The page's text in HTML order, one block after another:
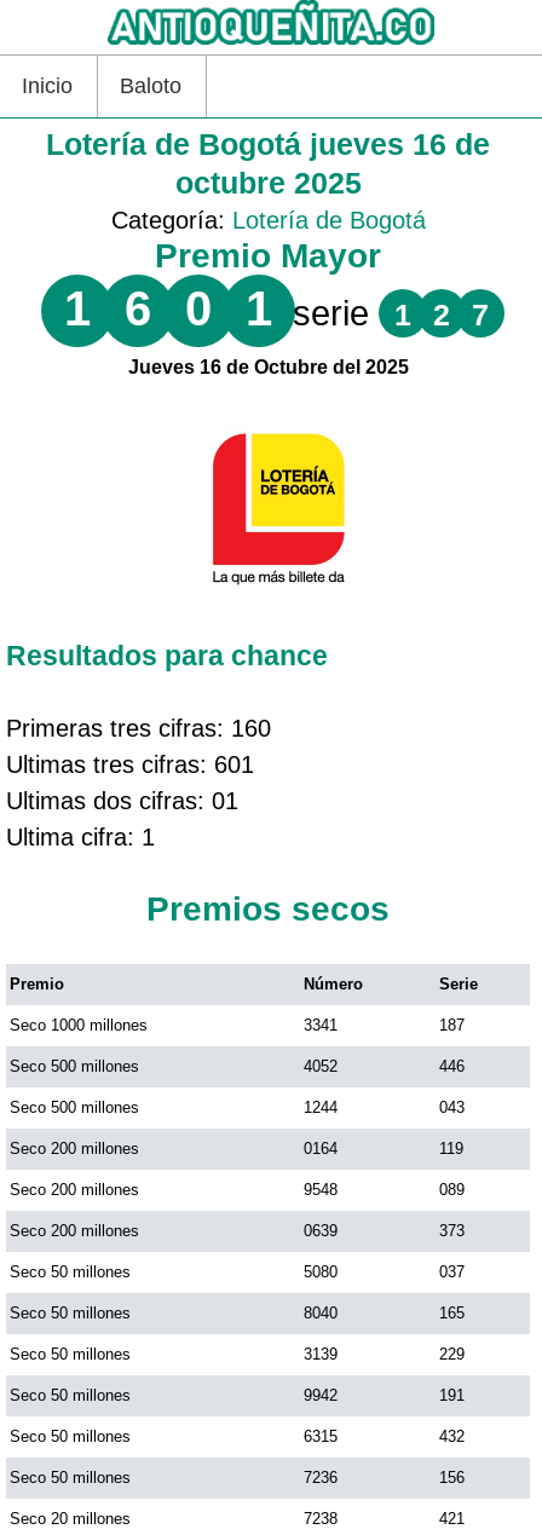
Inicio Baloto
Lotería de Bogotá jueves 16 de
octubre 2025
Categoría: Lotería de Bogotá
Premio Mayor
1 6 0 1 serie 1 2 7
Jueves 16 de Octubre del 2025
Resultados para chance
Primeras tres cifras: 160
Ultimas tres cifras: 601
Ultimas dos cifras: 01
Ultima cifra: 1
Premios secos
Premio Número Serie
Seco 1000 millones 3341 187
Seco 500 millones 4052 446
Seco 500 millones 1244 043
Seco 200 millones 0164 119
Seco 200 millones 9548 089
Seco 200 millones 0639 373
Seco 50 millones 5080 037
Seco 50 millones 8040 165
Seco 50 millones 3139 229
Seco 50 millones 9942 191
Seco 50 millones 6315 432
Seco 50 millones 7236 156
Seco 20 millones 7238 421